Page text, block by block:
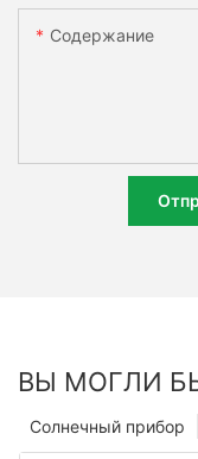
Содержание
ВЫ МОГЛИ
Солнечный прибор